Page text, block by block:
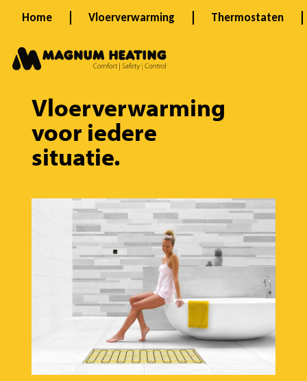
inhoud
Home Vloerverwarming Thermostaten
OLYMPUS
CAMERA
Vloerverwarming
voor iedere
situatie.